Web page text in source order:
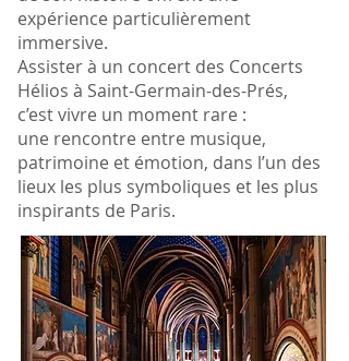
expérience particulièrement
immersive.
Assister à un concert des Concerts
Hélios à Saint-Germain-des-Prés,
c’est vivre un moment rare :
une rencontre entre musique,
patrimoine et émotion, dans l’un des
lieux les plus symboliques et les plus
inspirants de Paris.